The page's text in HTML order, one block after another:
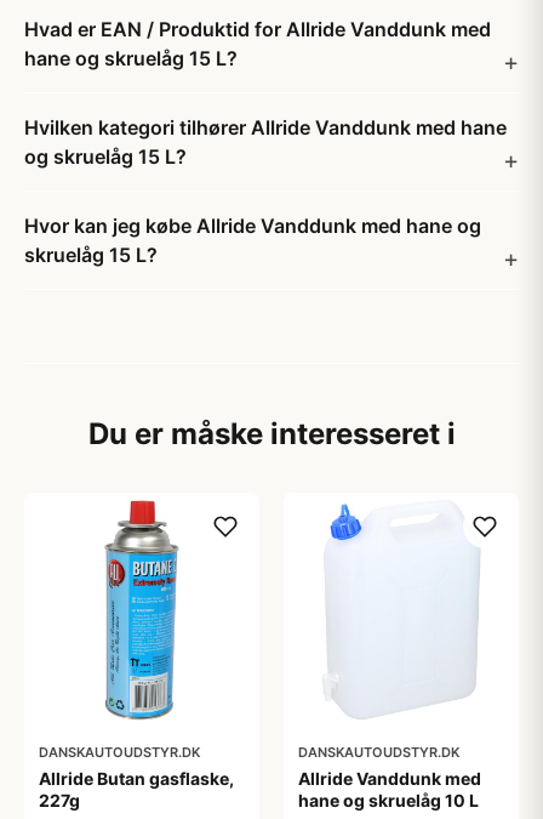
Hvad er EAN / Produktid for Allride Vanddunk med
hane og skruelåg 15 L?
Hvilken kategori tilhører Allride Vanddunk med hane
og skruelåg 15 L?
Hvor kan jeg købe Allride Vanddunk med hane og
skruelåg 15 L?
Du er måske interesseret i
DANSKAUTOUDSTYR.DK
Allride Butan gasflaske,
227g
DANSKAUTOUDSTYR.DK
Allride Vanddunk med
hane og skruelåg 10 L